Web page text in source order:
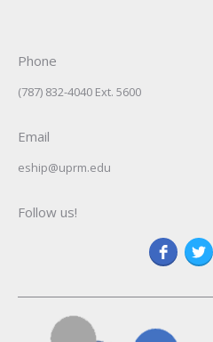
Phone
(787) 832-4040 Ext. 5600
Email
eship@uprm.edu
Follow us!